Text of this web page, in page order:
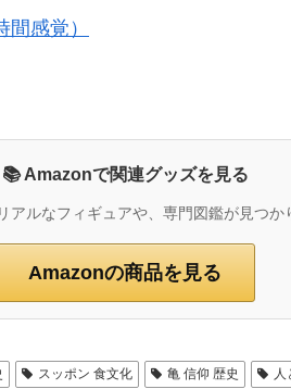
感覚）
📚 Amazonで関連グッズを見る
アルなフィギュアや、専門図鑑が見つか
Amazonの商品を見る
スッポン 食文化 亀 信仰 歴史 人